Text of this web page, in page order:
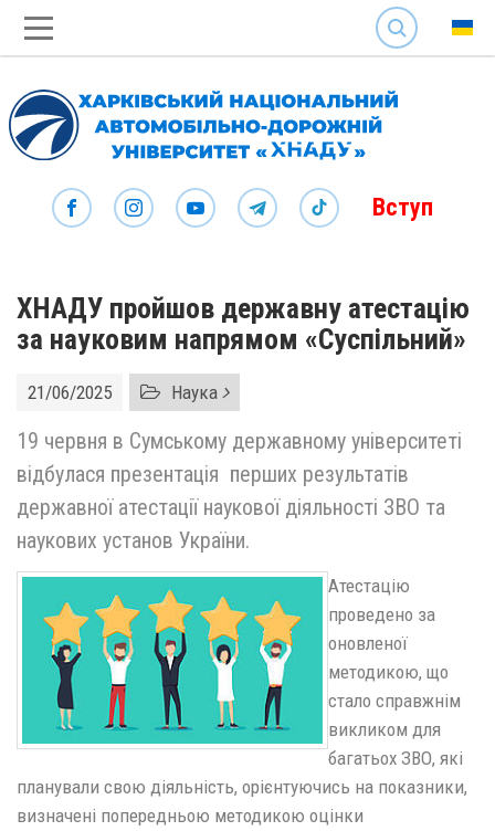
SEARCH
Вступ
ХНАДУ пройшов державну атестацію
за науковим напрямом «Суспільний»
21/06/2025 Наука
19 червня в Сумському державному університеті
відбулася презентація перших результатів
державної атестації наукової діяльності ЗВО та
наукових установ України.
Атестацію
проведено за
оновленої
методикою, що
стало справжнім
викликом для
багатьох ЗВО, які
планували свою діяльність, орієнтуючись на показники,
визначені попередньою методикою оцінки